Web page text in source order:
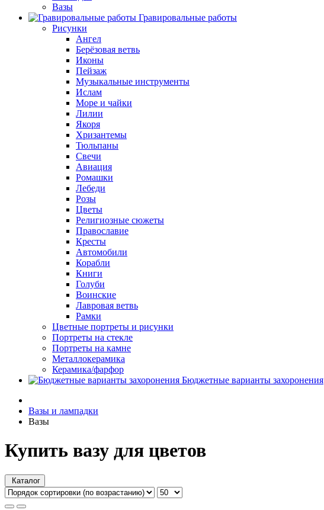
Вазы
Гравировальные работы
Рисунки
Ангел
Берёзовая ветвь
Иконы
Пейзаж
Музыкальные инструменты
Ислам
Море и чайки
Лилии
Якоря
Хризантемы
Тюльпаны
Свечи
Авиация
Ромашки
Лебеди
Розы
Цветы
Религиозные сюжеты
Православие
Кресты
Автомобили
Корабли
Книги
Голуби
Воинские
Лавровая ветвь
Рамки
Цветные портреты и рисунки
Портреты на стекле
Портреты на камне
Металлокерамика
Керамика/фарфор
Бюджетные варианты захоронения
Вазы и лампадки
Вазы
Купить вазу для цветов
Каталог